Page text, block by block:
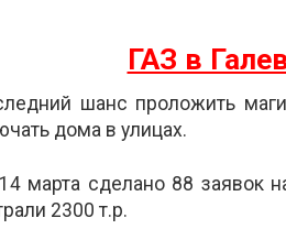
ГАЗ в
шанс проложить
дома в улицах.
марта сделано 88 заявок
2300 т.р.